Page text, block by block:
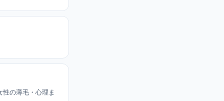
の薄毛・心理ま